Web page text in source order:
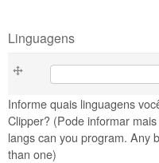
Linguagens
Linguagens
Informe quais linguagens
Clipper? (Pode informar
langs can you program. Any
than one)